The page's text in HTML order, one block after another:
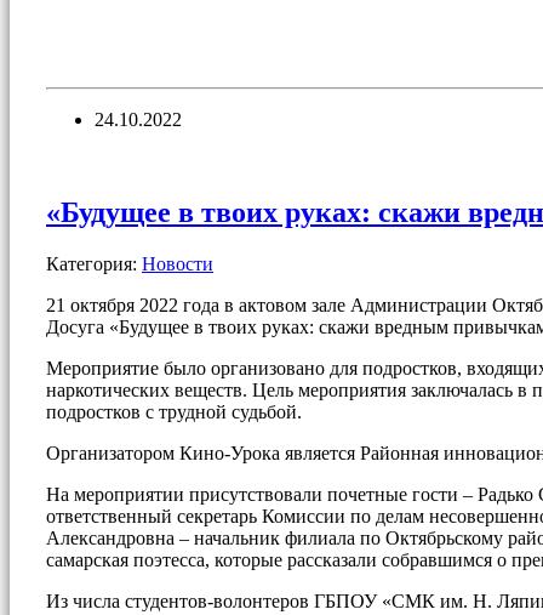
24.10.2022
«Будущее в твоих руках: скажи
Категория: Новости
21 октября 2022 года в актовом зале Администрации
Досуга «Будущее в твоих руках: скажи вредным
Мероприятие было организовано для подростков,
наркотических веществ. Цель мероприятия заключалась
подростков с трудной судьбой.
Организатором Кино-Урока является Районная
На мероприятии присутствовали почетные гости –
ответственный секретарь Комиссии по делам
Александровна – начальник филиала по Октябрьскому
самарская поэтесса, которые рассказали собравшимся о
Из числа студентов-волонтеров ГБПОУ «СМК им. Н.